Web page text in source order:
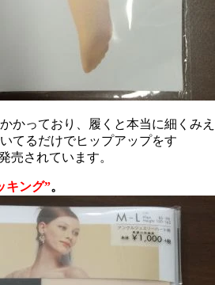
かっており、履くと本当に細くみえ
てるだけでヒップアップをす
売されています。
キング”。